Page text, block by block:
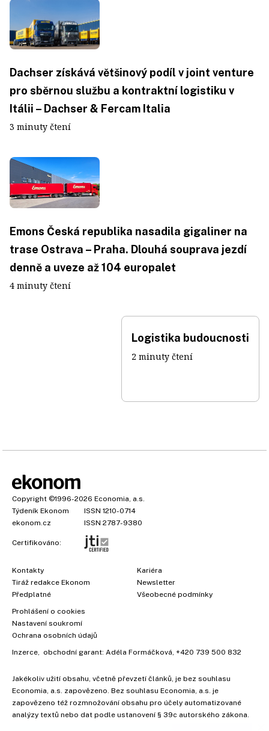
Dachser získává většinový podíl v joint venture
pro sběrnou službu a kontraktní logistiku v
Itálii – Dachser & Fercam Italia
3 minuty čtení
Emons Česká republika nasadila gigaliner na
trase Ostrava – Praha. Dlouhá souprava jezdí
denně a uveze až 104 europalet
4 minuty čtení
Logistika budoucnosti
2 minuty čtení
Copyright ©1996-2026 Economia, a.s.
Týdeník Ekonom
ISSN 1210-0714
ekonom.cz
ISSN 2787-9380
Certifikováno:
Kontakty
Tiráž redakce Ekonom
Předplatné
Kariéra
Newsletter
Všeobecné podmínky
Prohlášení o cookies
Nastavení soukromí
Ochrana osobních údajů
Inzerce , obchodní garant: Adéla Formáčková +420 739 500 832
Jakékoliv užití obsahu, včetně převzetí článků, je bez souhlasu
Economia, a.s. zapovězeno. Bez souhlasu Economia, a.s. je
zapovězeno též rozmnožování obsahu pro účely automatizované
analýzy textů nebo dat podle ustanovení § 39c autorského zákona.